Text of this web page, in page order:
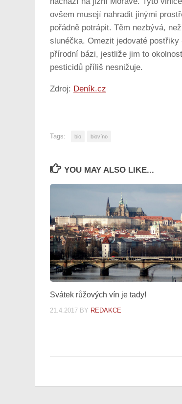
ovšem musejí nahradit jinými
pořádně potrápit. Těm nezbývá,
slunéčka. Omezit jedovaté
přírodní bázi, jestliže jim to
pesticidů příliš nesnižuje.
Zdroj: Deník.cz
Tags: bio biovíno
YOU MAY ALSO LIKE...
Svátek růžových vín je tady!
21.4.2017 BY REDAKCE